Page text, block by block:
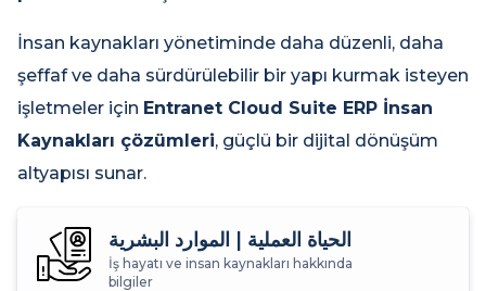
İnsan kaynakları yönetiminde daha düzenli, daha
şeffaf ve daha sürdürülebilir bir yapı kurmak isteyen
işletmeler için Entranet Cloud Suite ERP İnsan
Kaynakları çözümleri, güçlü bir dijital dönüşüm
altyapısı sunar.
الحياة العملية | الموارد البشرية
İş hayatı ve insan kaynakları hakkında
bilgiler